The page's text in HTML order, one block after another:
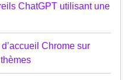
ChatGPT utilisant une
Chrome sur